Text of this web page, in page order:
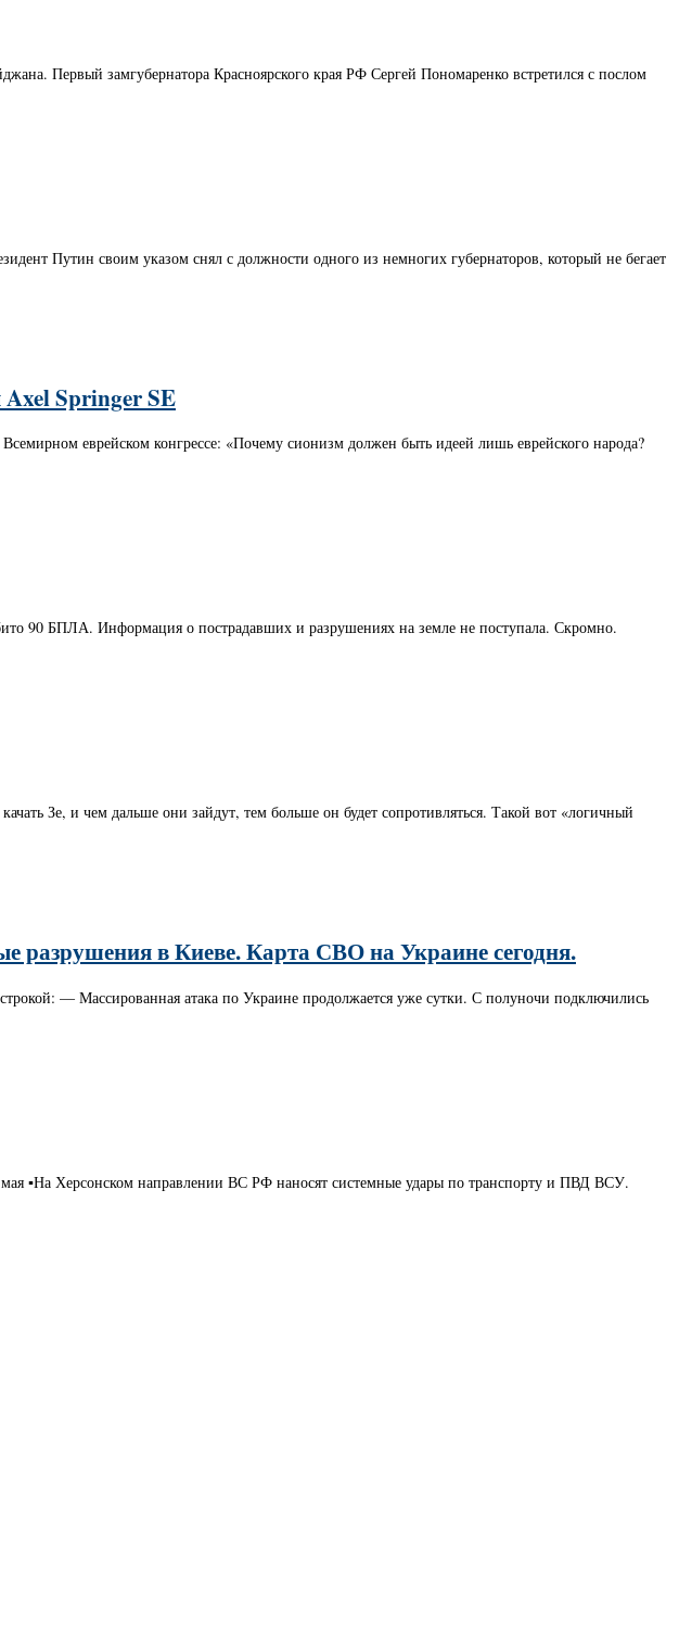
Первый замгубернатора Красноярского края РФ Сергей Пономаренко встретился с послом
Путин своим указом снял с должности одного из немногих губернаторов, который не бегает
Springer SE
еврейском конгрессе: «Почему сионизм должен быть идеей лишь еврейского народа?
90 БПЛА. Информация о пострадавших и разрушениях на земле не поступала. Скромно.
Зе, и чем дальше они зайдут, тем больше он будет сопротивляться. Такой вот «логичный
разрушения в Киеве. Карта СВО на Украине сегодня.
— Массированная атака по Украине продолжается уже сутки. С полуночи подключились
▪️На Херсонском направлении ВС РФ наносят системные удары по транспорту и ПВД ВСУ.